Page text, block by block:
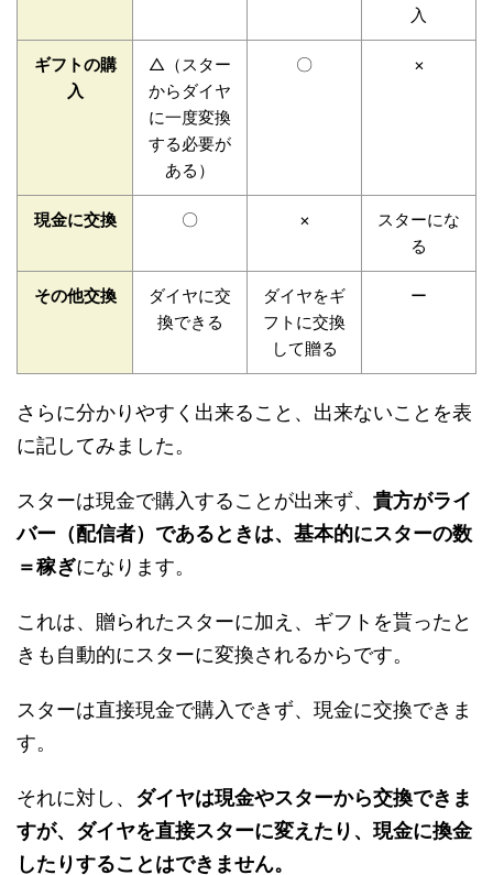
入
ギフトの購
入
△（スター
からダイヤ
に一度変換
する必要が
ある）
〇 ×
現金に交換 〇 ×
スターにな
る
その他交換
ダイヤに交
換できる
ダイヤをギ
フトに交換
して贈る
ー
さらに分かりやすく出来ること、出来ないことを表
に記してみました。
スターは現金で購入することが出来ず、 貴方がライ
バー（配信者）であるときは、基本的にスターの数
＝稼ぎになります。
これは、贈られたスターに加え、ギフトを貰ったと
きも自動的にスターに変換されるからです。
スターは直接現金で購入できず、現金に交換できま
す。
それに対し、 ダイヤは現金やスターから交換できま
すが、ダイヤを直接スターに変えたり、現金に換金
したりすることはできません。